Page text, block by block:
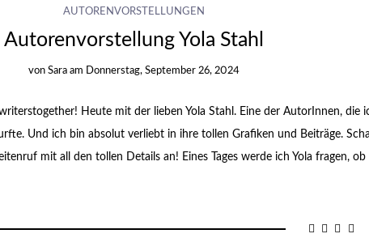
AUTORENVORSTELLUNGEN
Autorenvorstellung Yola Stahl
von Sara am Donnerstag, September 26, 2024
Heute mit der lieben Yola Stahl. Eine der AutorInnen, die
Und ich bin absolut verliebt in ihre tollen Grafiken und Beiträge.
mit all den tollen Details an! Eines Tages werde ich Yola fragen, ob